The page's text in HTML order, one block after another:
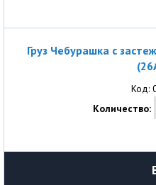
Груз Чебурашка с
Код:
Количество: